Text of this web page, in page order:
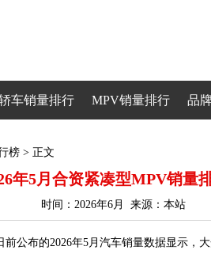
车销量排行 MPV销量排行 品
榜 > 正文
年5月合资紧凑型MPV销量
时间：2026年6月 来源：本站
前公布的2026年5月汽车销量数据显示，